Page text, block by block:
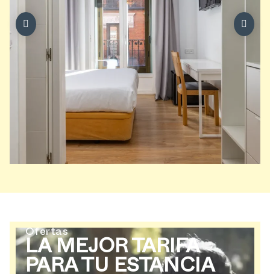
Ofertas
LA MEJOR TARIFA
PARA TU ESTANCIA